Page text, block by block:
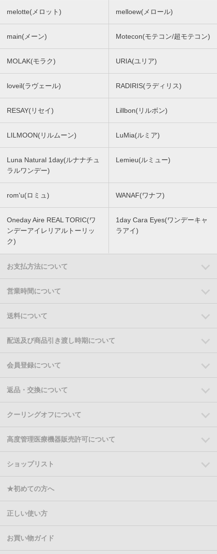
melotte(メロット) melloew(メロール)
main(メーン) Motecon(モテコン/超モテコン)
MOLAK(モラク) URIA(ユリア)
loveil(ラヴェール) RADIRIS(ラディリス)
RESAY(リセイ) Lillbon(リルボン)
LILMOON(リルムーン) LuMia(ルミア)
Luna Natural 1day(ルナナチュ
ラルワンデー)
Lemieu(ルミュー)
rom'u(ロミュ) WANAF(ワナフ)
Oneday Aire REAL TORIC(ワ
ンデーアイレリアルトーリッ
ク)
1day Cara Eyes(ワンデーキャ
ラアイ)
お支払方法について
営業時間について
送料について
配送及び商品引き渡し時期について
会員登録について
返品・交換について
クーリングオフについて
高度管理医療機器販売許可について
ショップリスト
★初めての方へ
正しい使い方
お買い物ガイド